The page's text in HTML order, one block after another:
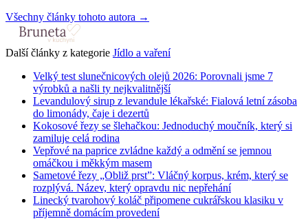
Všechny články tohoto autora →
Další články z kategorie Jídlo a vaření
Velký test slunečnicových olejů 2026: Porovnali jsme 7
výrobků a našli ty nejkvalitnější
Levandulový sirup z levandule lékařské: Fialová letní zásoba
do limonády, čaje i dezertů
Kokosové řezy se šlehačkou: Jednoduchý moučník, který si
zamiluje celá rodina
Vepřové na paprice zvládne každý a odmění se jemnou
omáčkou i měkkým masem
Sametové řezy „Obliž prst”: Vláčný korpus, krém, který se
rozplývá. Název, který opravdu nic nepřehání
Linecký tvarohový koláč připomene cukrářskou klasiku v
příjemně domácím provedení